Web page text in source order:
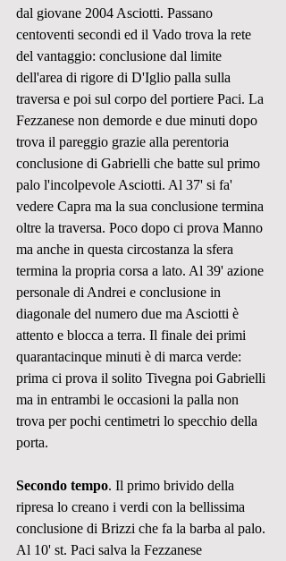
dal giovane 2004 Asciotti. Passano
centoventi secondi ed il Vado trova la rete
del vantaggio: conclusione dal limite
dell'area di rigore di D'Iglio palla sulla
traversa e poi sul corpo del portiere Paci. La
Fezzanese non demorde e due minuti dopo
trova il pareggio grazie alla perentoria
conclusione di Gabrielli che batte sul primo
palo l'incolpevole Asciotti. Al 37' si fa'
vedere Capra ma la sua conclusione termina
oltre la traversa. Poco dopo ci prova Manno
ma anche in questa circostanza la sfera
termina la propria corsa a lato. Al 39' azione
personale di Andrei e conclusione in
diagonale del numero due ma Asciotti è
attento e blocca a terra. Il finale dei primi
quarantacinque minuti è di marca verde:
prima ci prova il solito Tivegna poi Gabrielli
ma in entrambi le occasioni la palla non
trova per pochi centimetri lo specchio della
porta.
Secondo tempo. Il primo brivido della
ripresa lo creano i verdi con la bellissima
conclusione di Brizzi che fa la barba al palo.
Al 10' st. Paci salva la Fezzanese